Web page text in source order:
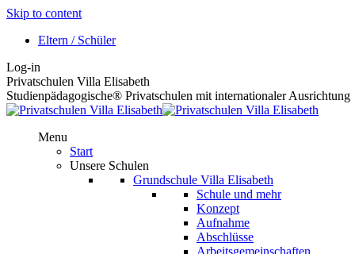
Skip to content
Eltern / Schüler
Log-in
Privatschulen Villa Elisabeth
Studienpädagogische® Privatschulen mit internationaler Ausrichtung
Menu
Start
Unsere Schulen
Grundschule Villa Elisabeth
Schule und mehr
Konzept
Aufnahme
Abschlüsse
Arbeitsgemeinschaften